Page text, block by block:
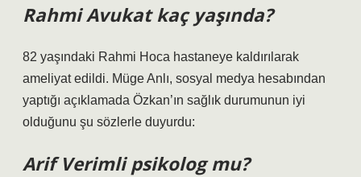
Rahmi Avukat kaç yaşında?
82 yaşındaki Rahmi Hoca hastaneye kaldırılarak
ameliyat edildi. Müge Anlı, sosyal medya hesabından
yaptığı açıklamada Özkan’ın sağlık durumunun iyi
olduğunu şu sözlerle duyurdu:
Arif Verimli psikolog mu?